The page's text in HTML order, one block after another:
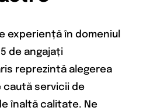
experiență în domeniul
de angajați
reprezintă alegerea
caută servicii de
înaltă calitate. Ne